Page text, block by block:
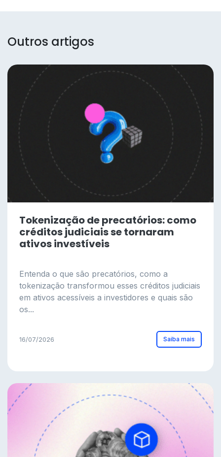
Outros artigos
Tokenização de precatórios: como
créditos judiciais se tornaram
ativos investíveis
Entenda o que são precatórios, como a
tokenização transformou esses créditos judiciais
em ativos acessíveis a investidores e quais são
os...
16/07/2026 Saiba mais